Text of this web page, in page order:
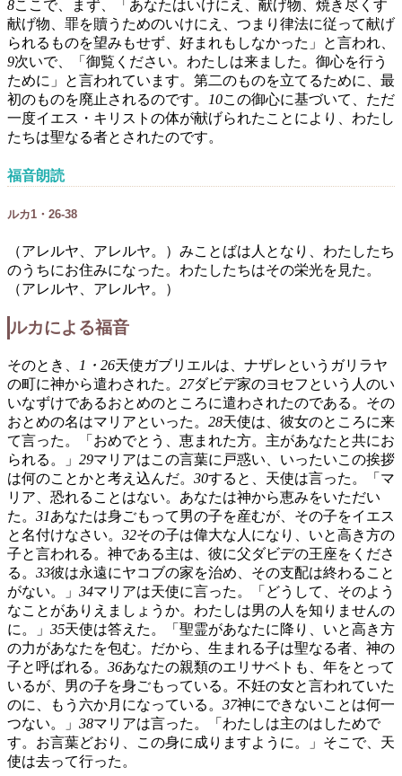
8ここで、まず、「あなたはいけにえ、献げ物、焼き尽くす
献げ物、罪を贖うためのいけにえ、つまり律法に従って献げ
られるものを望みもせず、好まれもしなかった」と言われ、
9次いで、「御覧ください。わたしは来ました。御心を行う
ために」と言われています。第二のものを立てるために、最
初のものを廃止されるのです。 10この御心に基づいて、ただ
一度イエス・キリストの体が献げられたことにより、わたし
たちは聖なる者とされたのです。
福音朗読
ルカ1・26-38
（アレルヤ、アレルヤ。）みことばは人となり、わたしたち
のうちにお住みになった。わたしたちはその栄光を見た。
（アレルヤ、アレルヤ。）
ルカによる福音
そのとき、 1・26天使ガブリエルは、ナザレというガリラヤ
の町に神から遣わされた。 27ダビデ家のヨセフという人のい
いなずけであるおとめのところに遣わされたのである。その
おとめの名はマリアといった。 28天使は、彼女のところに来
て言った。「おめでとう、恵まれた方。主があなたと共にお
られる。」 29マリアはこの言葉に戸惑い、いったいこの挨拶
は何のことかと考え込んだ。 30すると、天使は言った。「マ
リア、恐れることはない。あなたは神から恵みをいただい
た。 31あなたは身ごもって男の子を産むが、その子をイエス
と名付けなさい。 32その子は偉大な人になり、いと高き方の
子と言われる。神である主は、彼に父ダビデの王座をくださ
る。 33彼は永遠にヤコブの家を治め、その支配は終わること
がない。」 34マリアは天使に言った。「どうして、そのよう
なことがありえましょうか。わたしは男の人を知りませんの
に。」 35天使は答えた。「聖霊があなたに降り、いと高き方
の力があなたを包む。だから、生まれる子は聖なる者、神の
子と呼ばれる。 36あなたの親類のエリサベトも、年をとって
いるが、男の子を身ごもっている。不妊の女と言われていた
のに、もう六か月になっている。 37神にできないことは何一
つない。」 38マリアは言った。「わたしは主のはしためで
す。お言葉どおり、この身に成りますように。」そこで、天
使は去って行った。